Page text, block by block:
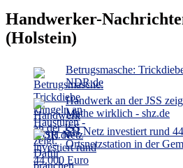
Handwerker-
(Holstein)
Betrugsmasche:
NDR.de
Handwerk an der JSS
Mathe wirklich - shz.de
SH Netz investiert rund
Ortsnetzstation in der